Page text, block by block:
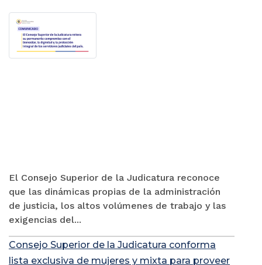
El Consejo Superior de la Judicatura reconoce
que las dinámicas propias de la administración
de justicia, los altos volúmenes de trabajo y las
exigencias del...
Consejo Superior de la Judicatura conforma
lista exclusiva de mujeres y mixta para proveer